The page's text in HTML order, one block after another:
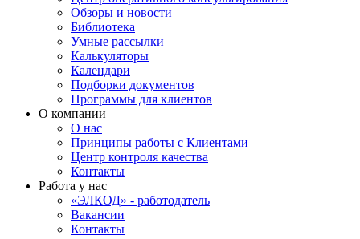
Обзоры и новости
Библиотека
Умные рассылки
Калькуляторы
Календари
Подборки документов
Программы для клиентов
О компании
О нас
Принципы работы с Клиентами
Центр контроля качества
Контакты
Работа у нас
«ЭЛКОД» - работодатель
Вакансии
Контакты